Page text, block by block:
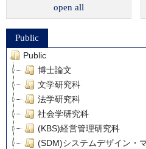
open all
Public
Public
博士論文
文学研究科
法学研究科
社会学研究科
(KBS)経営管理研究科
(SDM)システムデザイン・